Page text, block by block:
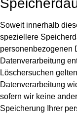
Soweit innerhalb
speziellere
personenbezogenen
Datenverarbeitung
Löschersuchen
Datenverarbeitung
sofern wir keine
Speicherung Ihrer